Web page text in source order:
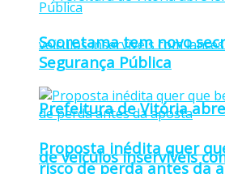
Prefeitura de Vitória
de veículos inservíveis
Sooretama tem novo
Segurança Pública
Proposta inédita quer
risco de perda antes da